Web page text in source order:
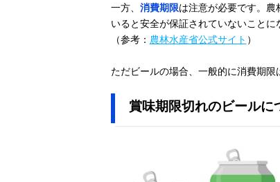
一方、 消費期限は注意が必要です。農
いると安全が保証されていないことに
（参考： 農林水産省公式サイト ）
ただビールの場合、一般的に消費期限
賞味期限切れのビールに